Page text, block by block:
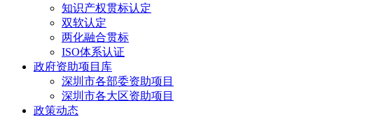
知识产权贯标认定
双软认定
两化融合贯标
ISO体系认证
政府资助项目库
深圳市各部委资助项目
深圳市各大区资助项目
政策动态